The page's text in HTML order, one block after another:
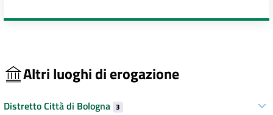
Altri luoghi di erogazione
Distretto Città di Bologna 3